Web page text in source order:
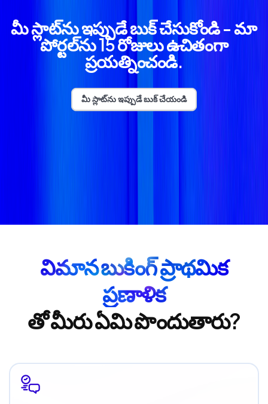
మీ స్లాట్‌ను ఇప్పుడే బుక్ చేసుకోండి - మా
పోర్టల్‌ను 15 రోజులు ఉచితంగా
ప్రయత్నించండి.
మీ స్లాట్‌ను ఇప్పుడే బుక్ చేయండి
విమాన బుకింగ్ ప్రాథమిక
ప్రణాళిక
తో మీరు ఏమి పొందుతారు?